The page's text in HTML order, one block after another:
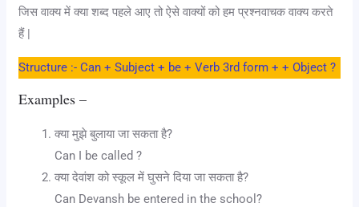
जिस वाक्य में क्या शब्द पहले आए तो ऐसे वाक्यों को हम प्रश्नवाचक वाक्य करते
हैं |
Structure :- Can + Subject + be + Verb 3rd form + + Object ?
Examples –
क्या मुझे बुलाया जा सकता है?
Can I be called ?
क्या देवांश को स्कूल में घुसने दिया जा सकता है?
Can Devansh be entered in the school?